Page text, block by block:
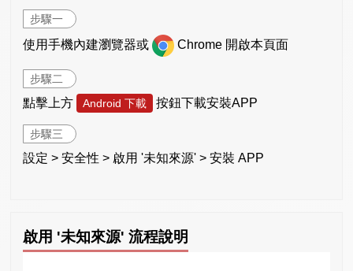
步驟一
使用手機內建瀏覽器或 Chrome 開啟本頁面
步驟二
點擊上方 Android 下載 按鈕下載安裝APP
步驟三
設定 > 安全性 > 啟用 '未知來源' > 安裝 APP
啟用 '未知來源' 流程說明